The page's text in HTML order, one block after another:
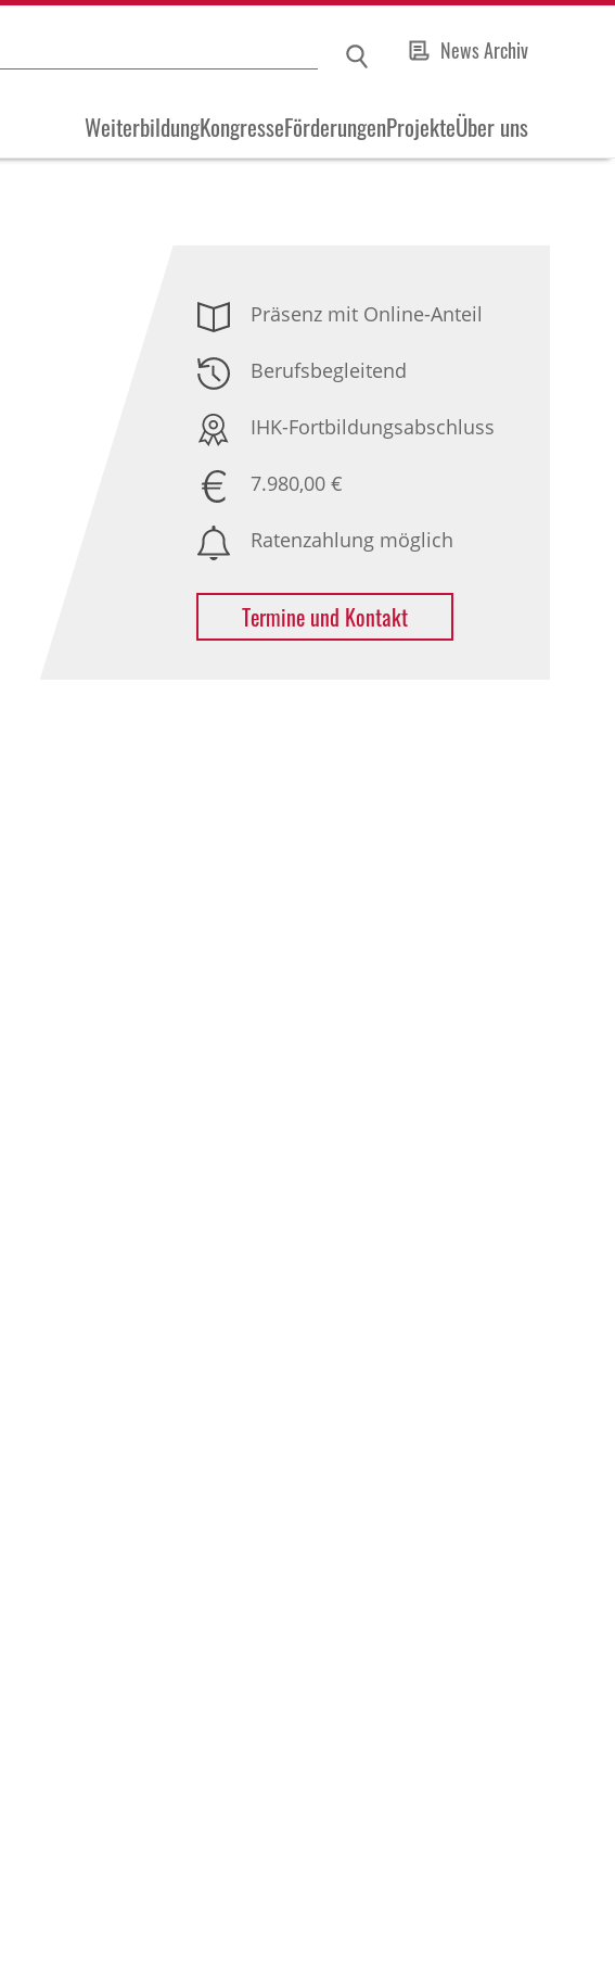
News Archiv
WeiterbildungKongresseFörderungenProjekteÜber uns
Präsenz mit Online-Anteil
Berufsbegleitend
IHK-Fortbildungsabschluss
7.980,00 €
Ratenzahlung möglich
Termine und Kontakt